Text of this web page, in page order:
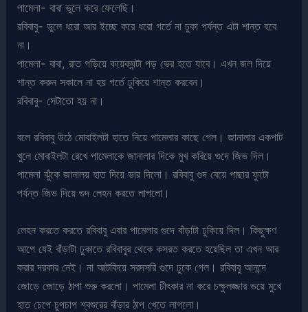
পামেলা- বাবা ভুলে করে ফেলেছি।
রবিবাবু- ভুলে ধরো আর ইচ্ছে করে ধরো গর্তে না ঢুকা পর্যন্ত এটা শান্ত হবে
না।
পামেলা- বাবা, রাত গড়িয়ে কয়েকঘন্টা পড় ভের হতে যাবে। এখন জল দিয়ে
শান্ত করুন সকালে না হয় গর্তে ঢুকিয়ে শান্ত করবেন।
রবিবাবু- সেটাতো হয় না।
বলে রবিবাবু উঠে মোবাইলটা হাতে নিয়ে পামেলার কাছে গেল। জানালার একপাট
খুলে মোবাইলটা রেখে পামেলাকে জানালার দিকে মুখ করিয়ে গুদে জিভ দিল।
পামেলা ঝুঁকে জানালয় হাত দিয়ে ভার দিলো। রবিবাবু গুদ বেয়ে পাছার ফুটো
পর্যন্ত জিভ দিয়ে গুদ লেহন করতে লাগলো।
লেহন করতে করতে রবিবাবু এবার পামেলার গুদে বাঁড়াটা ঢুকিয়ে দিল। কিছুক্ষণ
আগে যেই বাঁড়াটা ঢুকাতে রবিবাবুর থেকে কসরত করতে হয়েছিল তা এখন আর
করার দরকার নেই। না আটকিয়ে সরদসরি গুদে ঢুকে গেল। রবিবাবু আনন্দে
জোড়ে জোড়ে ঠাপা শুরু করলো। পামেলা চীৎকার না করে চক্ষুলজ্জার ভয়ে মুখে
হাত চেপে চুপচাপ শ্বশুরের বাঁড়ার ঠাপ খেতে লাগলো।